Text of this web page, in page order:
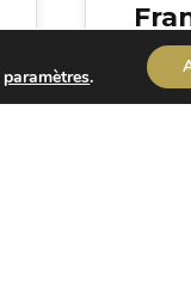
paramètres.